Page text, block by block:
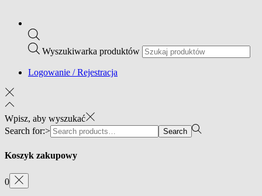
Wyszukiwarka produktów
Logowanie / Rejestracja
Wpisz, aby wyszukać
Search for:>
Search
Koszyk zakupowy
0